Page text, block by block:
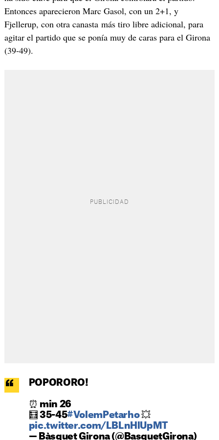
Entonces aparecieron Marc Gasol, con un 2+1, y
Fjellerup, con otra canasta más tiro libre adicional, para
agitar el partido que se ponía muy de caras para el Girona
(39-49).
POPORORO!
⏰ min 26
🧮 35-45#VolemPetarho💥
pic.twitter.com/LBLnHlUpMT
— Bàsquet Girona (@BasquetGirona)